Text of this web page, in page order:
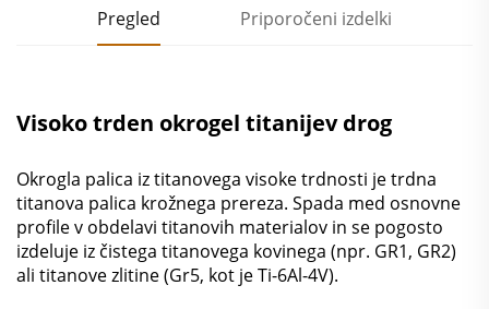
Pregled Priporočeni izdelki
Visoko trden okrogel titanijev drog
Okrogla palica iz titanovega visoke trdnosti je trdna
titanova palica krožnega prereza. Spada med osnovne
profile v obdelavi titanovih materialov in se pogosto
izdeluje iz čistega titanovega kovinega (npr. GR1, GR2)
ali titanove zlitine (Gr5, kot je Ti-6Al-4V).